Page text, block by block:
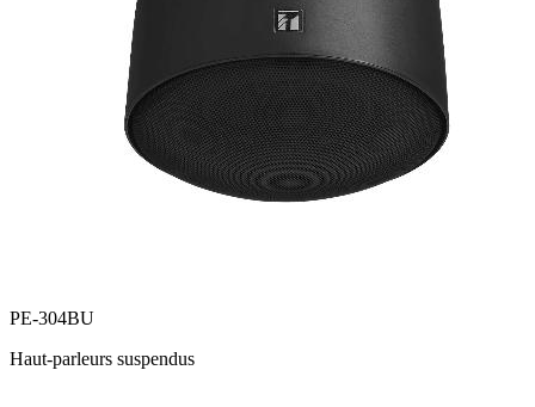
PE-304BU
Haut-parleurs suspendus